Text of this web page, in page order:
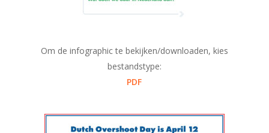
Om de infographic te bekijken/downloaden, kies
bestandstype:
PDF